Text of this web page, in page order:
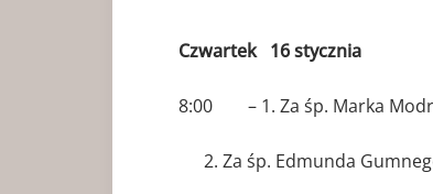
Czwartek 16 stycznia
8:00 – 1. Za śp. Marka
Za śp. Edmunda